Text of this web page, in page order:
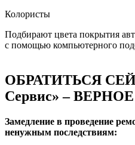
Колористы
Подбирают цвета покрытия
с помощью компьютерного
ОБРАТИТЬСЯ
Сервис» –
Замедление в проведение
ненужным последствиям: